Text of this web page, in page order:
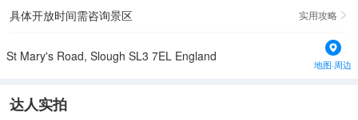
具体开放时间需咨询景区
实用攻略 
St Mary's Road, Slough SL3 7EL England
地图·周边
达人实拍